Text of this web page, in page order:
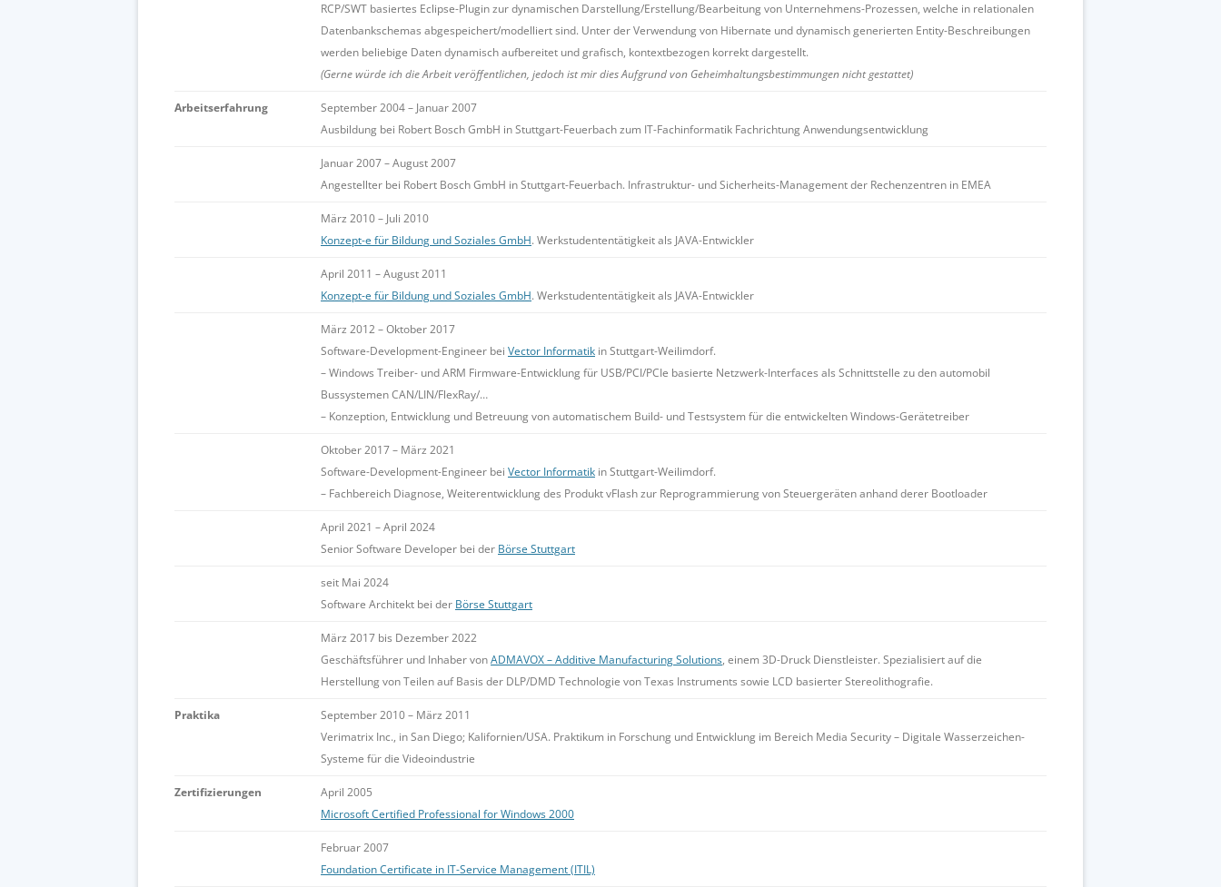
RCP/SWT basiertes Eclipse-Plugin zur dynamischen Darstellung/Erstellung/Bearbeitung von Unternehmens-Prozessen, welche in relationalen
Datenbankschemas abgespeichert/modelliert sind. Unter der Verwendung von Hibernate und dynamisch generierten Entity-Beschreibungen
werden beliebige Daten dynamisch aufbereitet und grafisch, kontextbezogen korrekt dargestellt.
(Gerne würde ich die Arbeit veröffentlichen, jedoch ist mir dies Aufgrund von Geheimhaltungsbestimmungen nicht gestattet)
Arbeitserfahrung
September 2004 – Januar 2007
Ausbildung bei Robert Bosch GmbH in Stuttgart-Feuerbach zum IT-Fachinformatik Fachrichtung Anwendungsentwicklung
Januar 2007 – August 2007
Angestellter bei Robert Bosch GmbH in Stuttgart-Feuerbach. Infrastruktur- und Sicherheits-Management der Rechenzentren in EMEA
März 2010 – Juli 2010
Konzept-e für Bildung und Soziales GmbH. Werkstudententätigkeit als JAVA-Entwickler
April 2011 – August 2011
Konzept-e für Bildung und Soziales GmbH. Werkstudententätigkeit als JAVA-Entwickler
März 2012 – Oktober 2017
Software-Development-Engineer bei Vector Informatik in Stuttgart-Weilimdorf.
– Windows Treiber- und ARM Firmware-Entwicklung für USB/PCI/PCIe basierte Netzwerk-Interfaces als Schnittstelle zu den automobil
Bussystemen CAN/LIN/FlexRay/…
– Konzeption, Entwicklung und Betreuung von automatischem Build- und Testsystem für die entwickelten Windows-Gerätetreiber
Oktober 2017 – März 2021
Software-Development-Engineer bei Vector Informatik in Stuttgart-Weilimdorf.
– Fachbereich Diagnose, Weiterentwicklung des Produkt vFlash zur Reprogrammierung von Steuergeräten anhand derer Bootloader
April 2021 – April 2024
Senior Software Developer bei der Börse Stuttgart
seit Mai 2024
Software Architekt bei der Börse Stuttgart
März 2017 bis Dezember 2022
Geschäftsführer und Inhaber vonADMAVOX – Additive Manufacturing Solutions, einem 3D-Druck Dienstleister. Spezialisiert auf die
Herstellung von Teilen auf Basis der DLP/DMD Technologie von Texas Instruments sowie LCD basierter Stereolithografie.
Praktika
September 2010 – März 2011
Verimatrix Inc., in San Diego; Kalifornien/USA. Praktikum in Forschung und Entwicklung im Bereich Media Security – Digitale Wasserzeichen-
Systeme für die Videoindustrie
Zertifizierungen
April 2005
Microsoft Certified Professional for Windows 2000
Februar 2007
Foundation Certificate in IT-Service Management (ITIL)